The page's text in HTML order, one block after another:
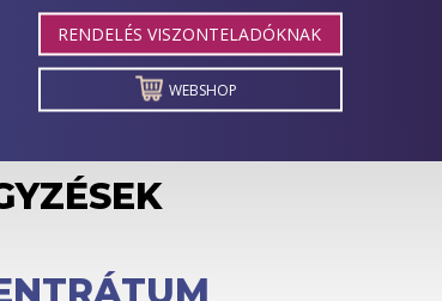
RENDELÉS VISZONTELADÓKNAK
WEBSHOP